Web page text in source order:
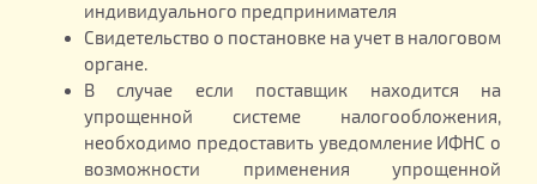
индивидуального предпринимателя
Свидетельство о постановке на учет в налоговом
органе.
В случае если поставщик находится на
упрощенной системе налогообложения,
необходимо предоставить уведомление ИФНС о
возможности применения упрощенной